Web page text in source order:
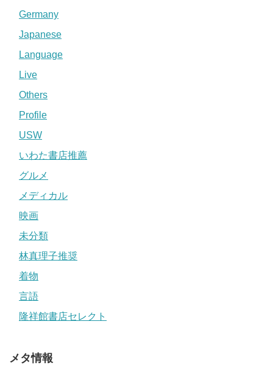
Germany
Japanese
Language
Live
Others
Profile
USW
いわた書店推薦
グルメ
メディカル
映画
未分類
林真理子推奨
着物
言語
隆祥館書店セレクト
メタ情報